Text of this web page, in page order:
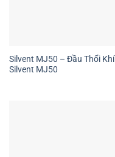
Silvent MJ50 – Đầu Thổi Khí
Silvent MJ50